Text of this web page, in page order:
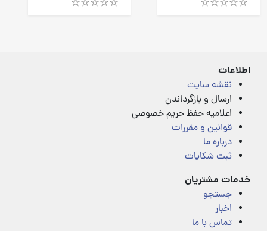
اطلاعات
نقشه سایت
ارسال و بازگرداندن
اعلامیه حفظ حریم خصوصی
قوانین و مقررات
درباره ما
ثبت شکایات
خدمات مشتریان
جستجو
اخبار
تماس با ما